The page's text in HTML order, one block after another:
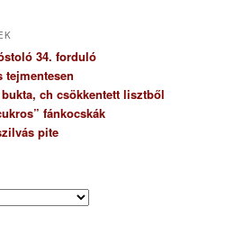
34. forduló
tejmentesen
ch csökkentett lisztből
fánkocskák
pite